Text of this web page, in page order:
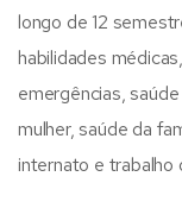
longo de 12
habilidades
emergências,
mulher, saúde da
internato e trabalho